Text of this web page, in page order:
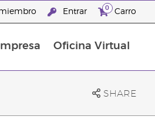
Entrar 0 Carro
Oficina Virtual
SHARE